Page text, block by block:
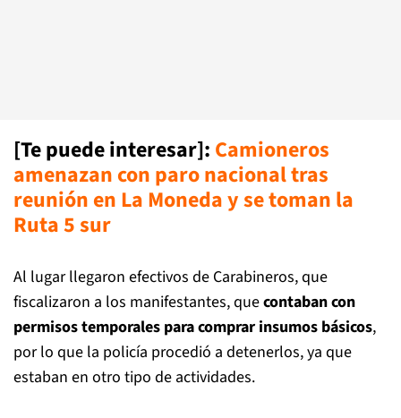
[Te puede interesar]: Camioneros
amenazan con paro nacional tras
reunión en La Moneda y se toman la
Ruta 5 sur
Al lugar llegaron efectivos de Carabineros, que
fiscalizaron a los manifestantes, quecontaban con
permisos temporales para comprar insumos básicos,
por lo que la policía procedió a detenerlos, ya que
estaban en otro tipo de actividades.